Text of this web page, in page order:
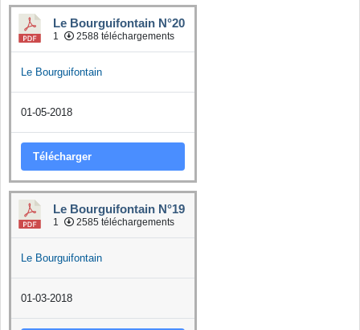
Le Bourguifontain N°20
1 2588 téléchargements
Le Bourguifontain
01-05-2018
Télécharger
Le Bourguifontain N°19
1 2585 téléchargements
Le Bourguifontain
01-03-2018